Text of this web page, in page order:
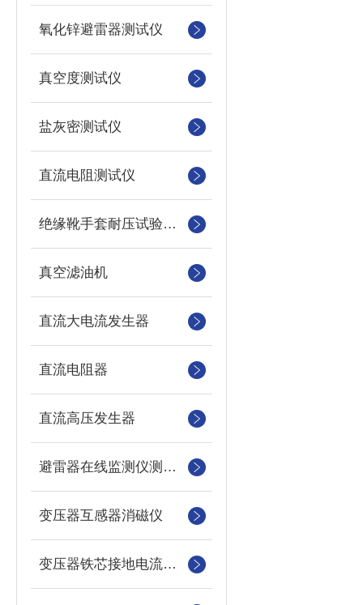
氧化锌避雷器测试仪
真空度测试仪
盐灰密测试仪
直流电阻测试仪
绝缘靴手套耐压试验装置
真空滤油机
直流大电流发生器
直流电阻器
直流高压发生器
避雷器在线监测仪测试仪
变压器互感器消磁仪
变压器铁芯接地电流测试仪